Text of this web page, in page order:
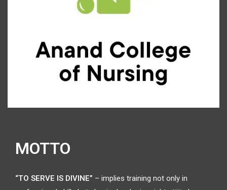
MOTTO
“TO SERVE IS DIVINE” – implies training not only in